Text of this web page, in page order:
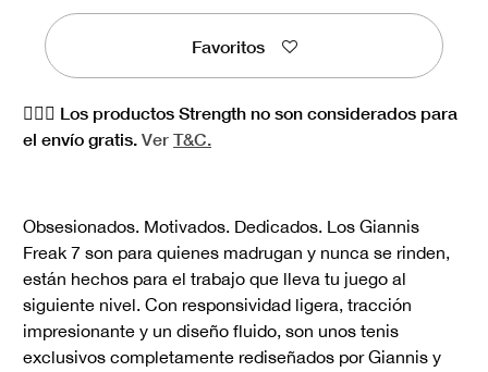
Favoritos
🏋🏻‍♀️ Los productos Strength no son considerados para
el envío gratis. Ver T&C.
Obsesionados. Motivados. Dedicados. Los Giannis
Freak 7 son para quienes madrugan y nunca se rinden,
están hechos para el trabajo que lleva tu juego al
siguiente nivel. Con responsividad ligera, tracción
impresionante y un diseño fluido, son unos tenis
exclusivos completamente rediseñados por Giannis y